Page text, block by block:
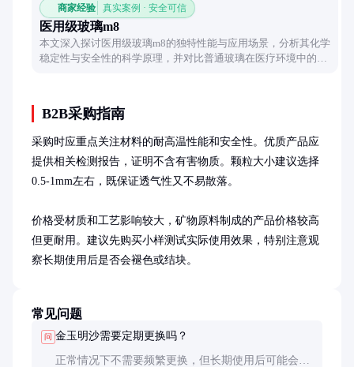
商家经验 真实案例 · 安全可信
医用级玻璃m8
本文深入探讨医用级玻璃m8的独特性能与应用场景，分析其化学
稳定性与安全性的科学原理，并对比普通玻璃在医疗环境中的实
B2B采购指南
采购时应重点关注材料的耐高温性能和安全性。优质产品应
提供相关检测报告，证明不含有害物质。颗粒大小建议选择
0.5-1mm左右，既保证透气性又不易散落。
价格受材质和工艺影响较大，矿物原料制成的产品价格较高
但更耐用。建议先购买小样测试实际使用效果，特别注意观
察长期使用后是否会褪色或结块。
常见问题
问 金玉明沙需要定期更换吗？
正常情况下不需要频繁更换，但长期使用后可能会因